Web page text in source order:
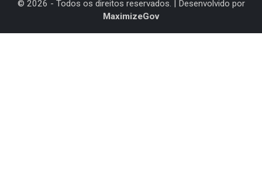
© 2026 - Todos os direitos reservados. | Desenvolvido por
MaximizeGov